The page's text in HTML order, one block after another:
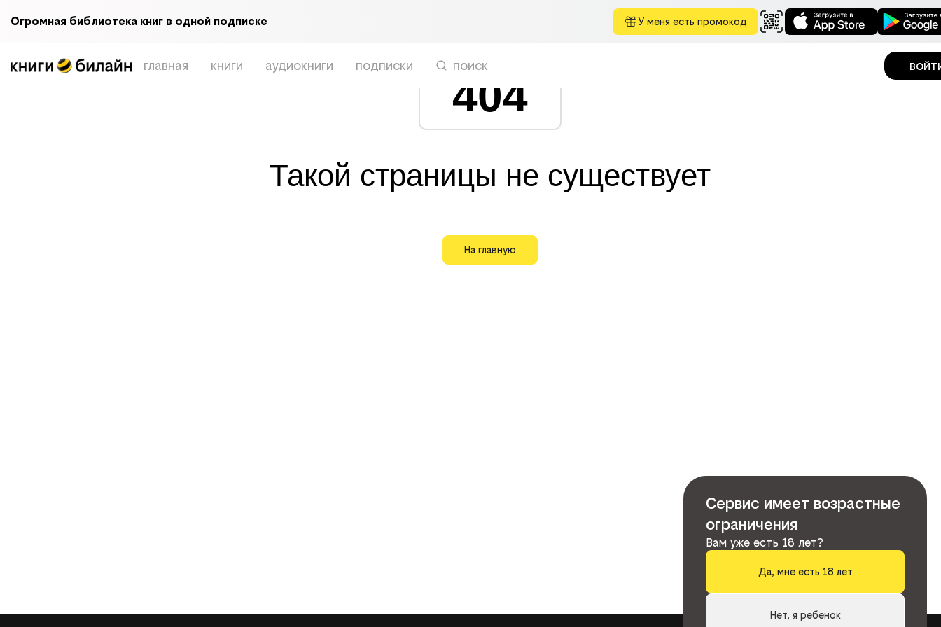
Огромная библиотека книг в одной подписке У меня есть промокод
главная книги аудиокниги подписки поиск
404
Такой страницы не существует
На главную
Сервис имеет возрастные
ограничения
Вам уже есть 18 лет?
Да, мне есть 18 лет
Нет, я ребенок